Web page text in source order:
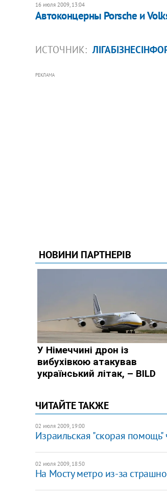
16 июля 2009, 13:04
Автоконцерны Porsche и
ИСТОЧНИК:
РЕКЛАМА
ЧИТАЙТЕ ТАКЖЕ
02 июля 2009, 19:00
Израильская "скорая помощь"
02 июля 2009, 18:50
На Мосту метро из-за